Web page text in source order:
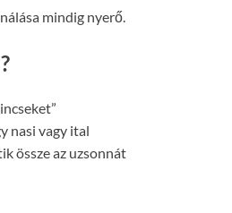
mindig nyerő.
nasi vagy ital
össze az uzsonnát